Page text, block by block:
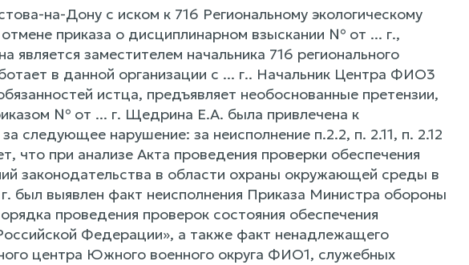
на-Дону с иском к 716 Региональному экологическому
приказа о дисциплинарном взыскании № от ... г.,
является заместителем начальника 716 регионального
в данной организации с ... г.. Начальник Центра ФИО3
истца, предъявляет необоснованные претензии,
№ от ... г. Щедрина Е.А. была привлечена к
следующее нарушение: за неисполнение п.2.2, п. 2.11, п. 2.12
что при анализе Акта проведения проверки обеспечения
законодательства в области охраны окружающей среды в
был выявлен факт неисполнения Приказа Министра обороны
проведения проверок состояния обеспечения
Федерации», а также факт ненадлежащего
центра Южного военного округа ФИО1, служебных